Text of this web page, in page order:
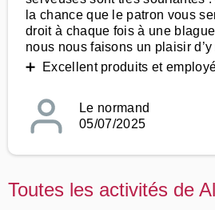
la chance que le patron vous
droit à chaque fois à une
nous nous faisons un plaisir
➕ Excellent produits et
Le normand
05/07/2025
Toutes les activités de